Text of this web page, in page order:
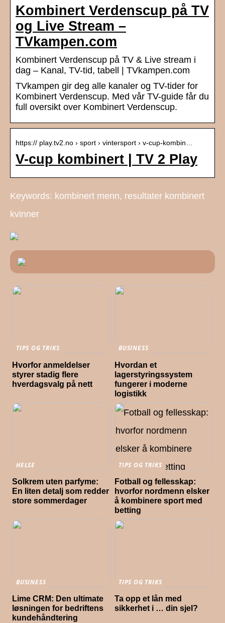
Kombinert Verdenscup på TV
og Live Stream –
TVkampen.com
Kombinert Verdenscup på TV & Live stream i
dag – Kanal, TV-tid, tabell | TVkampen.com
TVkampen gir deg alle kanaler og TV-tider for
Kombinert Verdenscup. Med vår TV-guide får du
full oversikt over Kombinert Verdenscup.
https:// play.tv2.no › sport › vintersport › v-cup-kombin…
V-cup kombinert | TV 2 Play
Keywords: kombinert menn, resultater kombinert
kvinner
TIPS OG TRIKS
Hvorfor anmeldelser
styrer stadig flere
hverdagsvalg på nett
BUSINESS
Hvordan et
lagerstyringssystem
fungerer i moderne
logistikk
HELSE
Solkrem uten parfyme:
En liten detalj som redder
store sommerdager
TIPS OG TRIKS
Fotball og fellesskap:
hvorfor nordmenn elsker
å kombinere sport med
betting
BUSINESS
Lime CRM: Den ultimate
løsningen for bedriftens
kundehåndtering
TIPS OG TRIKS
Ta opp et lån med
sikkerhet i … din sjel?